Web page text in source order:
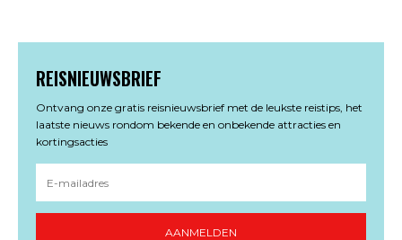
REISNIEUWSBRIEF
Ontvang onze gratis reisnieuwsbrief met de leukste reistips, het
laatste nieuws rondom bekende en onbekende attracties en
kortingsacties
AANMELDEN